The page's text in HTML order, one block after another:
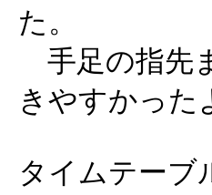
た。
手足の指先
きやすかった
タイムテーブ